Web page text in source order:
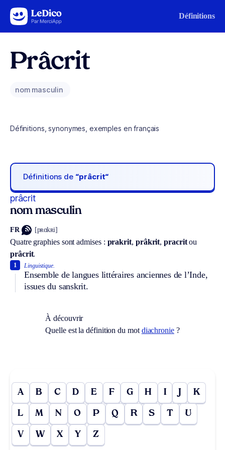
Aller au contenu Définitions
Prâcrit
nom masculin
Définitions, synonymes, exemples en français
Définitions de “prâcrit“
prâcrit
nom masculin
FR [pʀɑkʀi]
Quatre graphies sont admises : prakrit, prâkrit,pracritou
prâcrit.
Linguistique.
Ensemble de langues littéraires anciennes de l’Inde,
issues du sanskrit.
1
À découvrir
Quelle est la définition du mot diachronie?
A B C D E F G H I J K
L M N O P Q R S T U
V W X Y Z